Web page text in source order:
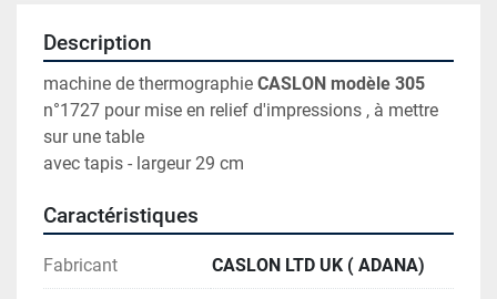
Description
machine de thermographie CASLON modèle 305
n°1727 pour mise en relief d'impressions , à mettre
sur une table
avec tapis - largeur 29 cm
Caractéristiques
Fabricant CASLON LTD UK ( ADANA)